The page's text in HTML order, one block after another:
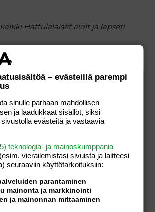
Hattulalaiset äidit ja lapset!
syntyneiden ryhmä
2006 vauvan saaneille...
– evästeillä parempi
sinulle parhaan mahdollisen
ja laadukkaat sisällöt, siksi
evästeitä ja vastaavia
teknologia- ja mainoskumppania
vierailemis­tasi sivuista ja laitteesi
seuraaviin käyttötarkoituksiin:
parantaminen
mainonta ja markkinointi
ja mainonnan mittaaminen